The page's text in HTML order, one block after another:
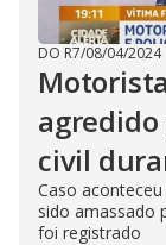
DO R7/08/04/2024
civil
Caso
sido amassado
foi registrado